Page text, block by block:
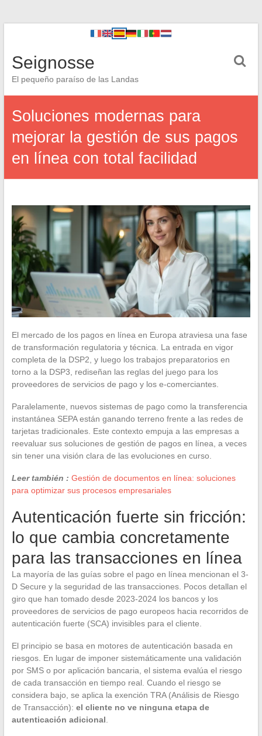
Seignosse
El pequeño paraíso de las Landas
Soluciones modernas para
mejorar la gestión de sus pagos
en línea con total facilidad
El mercado de los pagos en línea en Europa atraviesa una fase
de transformación regulatoria y técnica. La entrada en vigor
completa de la DSP2, y luego los trabajos preparatorios en
torno a la DSP3, rediseñan las reglas del juego para los
proveedores de servicios de pago y los e-comerciantes.
Paralelamente, nuevos sistemas de pago como la transferencia
instantánea SEPA están ganando terreno frente a las redes de
tarjetas tradicionales. Este contexto empuja a las empresas a
reevaluar sus soluciones de gestión de pagos en línea, a veces
sin tener una visión clara de las evoluciones en curso.
Leer también : Gestión de documentos en línea: soluciones
para optimizar sus procesos empresariales
Autenticación fuerte sin fricción:
lo que cambia concretamente
para las transacciones en línea
La mayoría de las guías sobre el pago en línea mencionan el 3-
D Secure y la seguridad de las transacciones. Pocos detallan el
giro que han tomado desde 2023-2024 los bancos y los
proveedores de servicios de pago europeos hacia recorridos de
autenticación fuerte (SCA) invisibles para el cliente.
El principio se basa en motores de autenticación basada en
riesgos. En lugar de imponer sistemáticamente una validación
por SMS o por aplicación bancaria, el sistema evalúa el riesgo
de cada transacción en tiempo real. Cuando el riesgo se
considera bajo, se aplica la exención TRA (Análisis de Riesgo
de Transacción): el cliente no ve ninguna etapa de
autenticación adicional